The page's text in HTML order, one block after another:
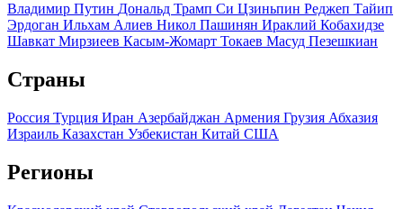
Владимир Путин Дональд Трамп Си Цзиньпин Реджеп Тайип
Эрдоган Ильхам Алиев Никол Пашинян Ираклий Кобахидзе
Шавкат Мирзиеев Касым-Жомарт Токаев Масуд Пезешкиан
Страны
Россия Турция Иран Азербайджан Армения Грузия Абхазия
Израиль Казахстан Узбекистан Китай США
Регионы